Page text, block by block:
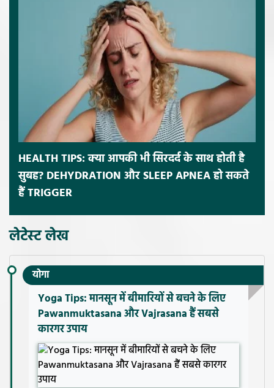
HEALTH TIPS: क्या आपकी भी सिरदर्द के साथ होती है
सुबह? DEHYDRATION और SLEEP APNEA हो सकते
हैं TRIGGER
लेटेस्ट लेख
योगा
Yoga Tips: मानसून में बीमारियों से बचने के लिए
Pawanmuktasana और Vajrasana हैं सबसे
कारगर उपाय